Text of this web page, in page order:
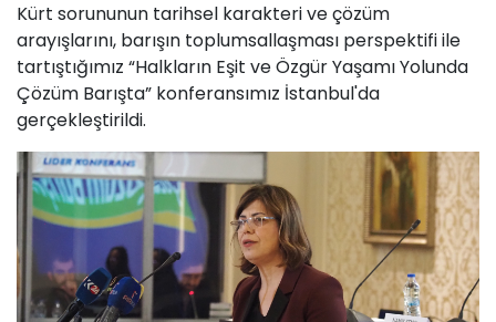
Kürt sorununun tarihsel karakteri ve çözüm
arayışlarını, barışın toplumsallaşması perspektifi ile
tartıştığımız “Halkların Eşit ve Özgür Yaşamı Yolunda
Çözüm Barışta” konferansımız İstanbul'da
gerçekleştirildi.